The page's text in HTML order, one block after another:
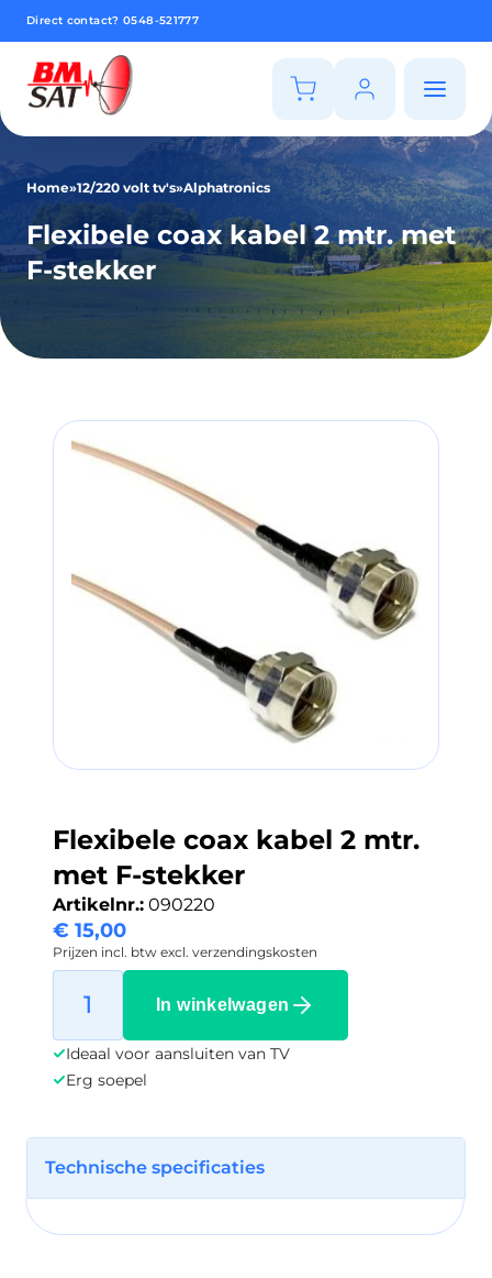
Direct contact? 0548-521777
Home»12/220 volt tv's»Alphatronics
Flexibele coax kabel 2 mtr. met
F-stekker
Flexibele coax kabel 2 mtr.
met F-stekker
Artikelnr.: 090220
€ 15,00
Prijzen incl. btw excl. verzendingskosten
In winkelwagen
Ideaal voor aansluiten van TV
Erg soepel
Technische specificaties